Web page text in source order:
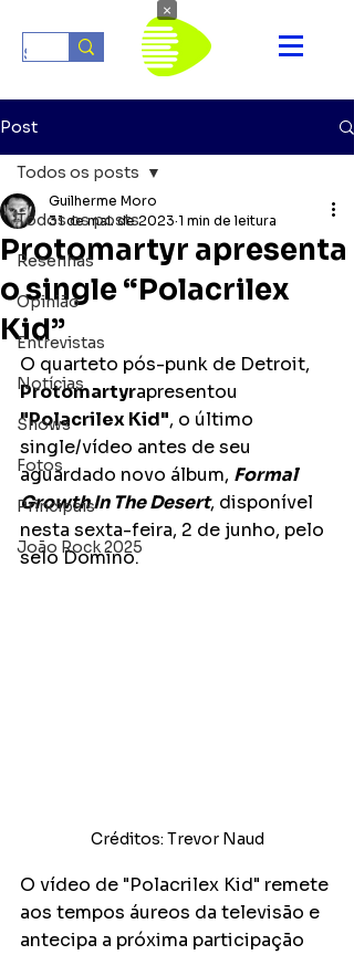
Post
Todos os posts
Resenhas
Opinião
Entrevistas
Notícias
Shows
Fotos
Principais
João Rock 2025
Todos os posts
Protomartyr apresenta
o single “Polacrilex
Kid”
Guilherme Moro
31 de mai. de 2023 1 min de leitura
O quarteto pós-punk de Detroit,
Protomartyrapresentou
"Polacrilex Kid", o último
single/vídeo antes de seu
aguardado novo álbum, Formal
Growth In The Desert, disponível
nesta sexta-feira, 2 de junho, pelo
selo Domino.
Créditos: Trevor Naud
O vídeo de "Polacrilex Kid" remete
aos tempos áureos da televisão e
antecipa a próxima participação
×